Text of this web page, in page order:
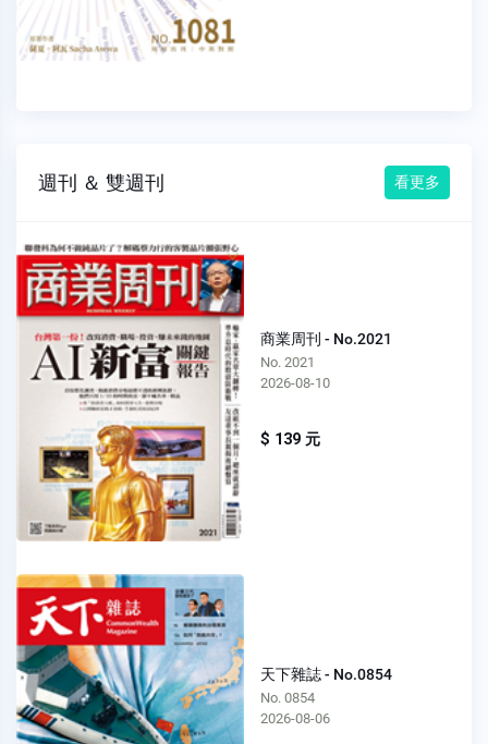
週刊 ＆ 雙週刊 看更多
商業周刊 - No.2021
No. 2021
2026-08-10
$ 139 元
天下雜誌 - No.0854
No. 0854
2026-08-06